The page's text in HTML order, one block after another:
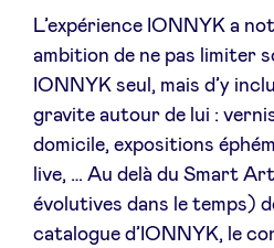
L’expérience IONNYK a
ambition de ne pas limiter
IONNYK seul, mais d’y
gravite autour de lui :
domicile, expositions
live, … Au delà du Smart
évolutives dans le temps)
catalogue d’IONNYK, le